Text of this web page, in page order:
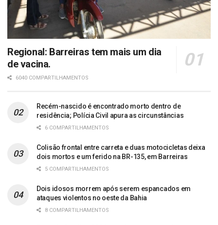
Regional: Barreiras tem mais um dia
de vacina.
6040 COMPARTILHAMENTOS
Recém-nascido é encontrado morto dentro de
residência; Polícia Civil apura as circunstâncias
6 COMPARTILHAMENTOS
Colisão frontal entre carreta e duas motocicletas deixa
dois mortos e um ferido na BR-135, em Barreiras
5 COMPARTILHAMENTOS
Dois idosos morrem após serem espancados em
ataques violentos no oeste da Bahia
8 COMPARTILHAMENTOS